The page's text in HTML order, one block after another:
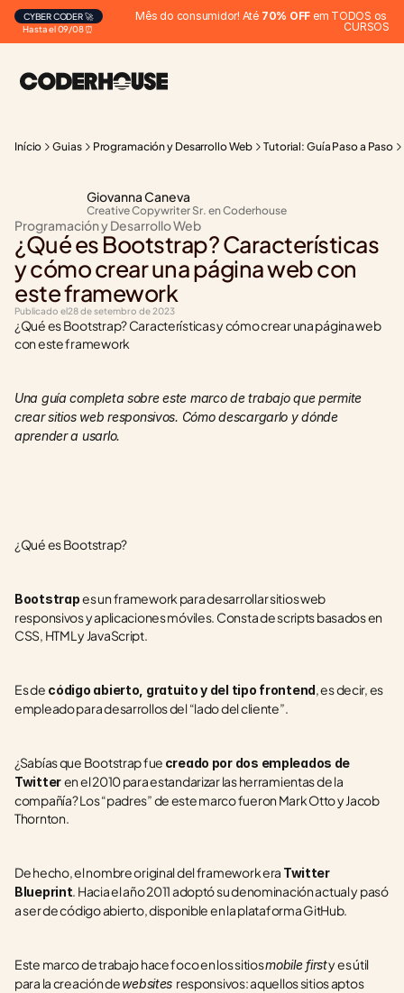
Hasta el 09/08 ⏰
CYBER CODER 🚀 Mês do consumidor! Até 70% OFF em TODOS os
CURSOS
Início Guias Programación y Desarrollo Web Tutorial: Guía Paso a Paso
Giovanna Caneva
Creative Copywriter Sr. en Coderhouse
Programación y Desarrollo Web
¿Qué es Bootstrap? Características
y cómo crear una página web con
este framework
Publicado el28 de setembro de 2023
¿Qué es Bootstrap? Características y cómo crear una página web
con este framework
Una guía completa sobre este marco de trabajo que permite
crear sitios web responsivos. Cómo descargarlo y dónde
aprender a usarlo.
¿Qué es Bootstrap?
Bootstrap es un framework para desarrollar sitios web
responsivos y aplicaciones móviles. Consta de scripts basados en
CSS, HTML y JavaScript.
Es de código abierto, gratuito y del tipo frontend, es decir, es
empleado para desarrollos del “lado del cliente”.
¿Sabías que Bootstrap fue creado por dos empleados de
Twitter en el 2010 para estandarizar las herramientas de la
compañía? Los “padres” de este marco fueron Mark Otto y Jacob
Thornton.
De hecho, el nombre original del framework era Twitter
Blueprint. Hacia el año 2011 adoptó su denominación actual y pasó
a ser de código abierto, disponible en la plataforma GitHub.
Este marco de trabajo hace foco en los sitios mobile first y es útil
para la creación de websites responsivos: aquellos sitios aptos